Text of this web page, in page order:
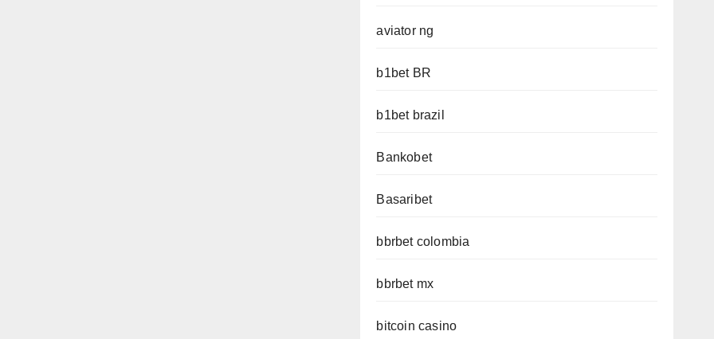
aviator ng
b1bet BR
b1bet brazil
Bankobet
Basaribet
bbrbet colombia
bbrbet mx
bitcoin casino